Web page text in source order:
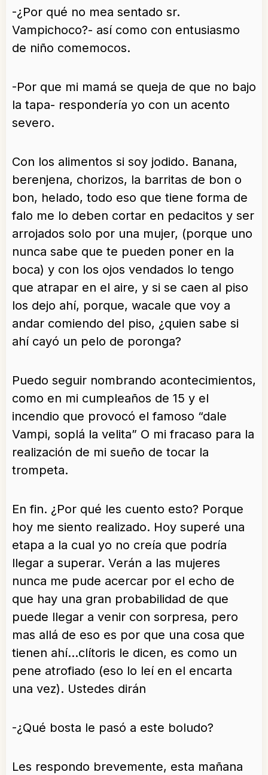
-¿Por qué no mea sentado sr.
Vampichoco?- así como con entusiasmo
de niño comemocos.
-Por que mi mamá se queja de que no bajo
la tapa- respondería yo con un acento
severo.
Con los alimentos si soy jodido. Banana,
berenjena, chorizos, la barritas de bon o
bon, helado, todo eso que tiene forma de
falo me lo deben cortar en pedacitos y ser
arrojados solo por una mujer, (porque uno
nunca sabe que te pueden poner en la
boca) y con los ojos vendados lo tengo
que atrapar en el aire, y si se caen al piso
los dejo ahí, porque, wacale que voy a
andar comiendo del piso, ¿quien sabe si
ahí cayó un pelo de poronga?
Puedo seguir nombrando acontecimientos,
como en mi cumpleaños de 15 y el
incendio que provocó el famoso “dale
Vampi, soplá la velita” O mi fracaso para la
realización de mi sueño de tocar la
trompeta.
En fin. ¿Por qué les cuento esto? Porque
hoy me siento realizado. Hoy superé una
etapa a la cual yo no creía que podría
llegar a superar. Verán a las mujeres
nunca me pude acercar por el echo de
que hay una gran probabilidad de que
puede llegar a venir con sorpresa, pero
mas allá de eso es por que una cosa que
tienen ahí…clítoris le dicen, es como un
pene atrofiado (eso lo leí en el encarta
una vez). Ustedes dirán
-¿Qué bosta le pasó a este boludo?
Les respondo brevemente, esta mañana